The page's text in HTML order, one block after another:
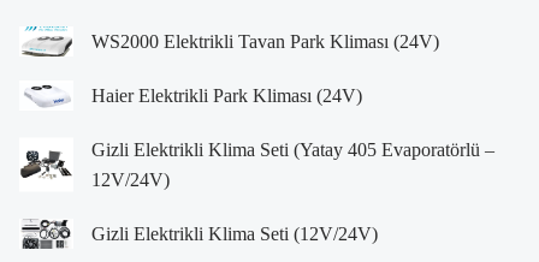
WS2000 Elektrikli Tavan Park Kliması (24V)
Haier Elektrikli Park Kliması (24V)
Gizli Elektrikli Klima Seti (Yatay 405 Evaporatörlü –
12V/24V)
Gizli Elektrikli Klima Seti (12V/24V)